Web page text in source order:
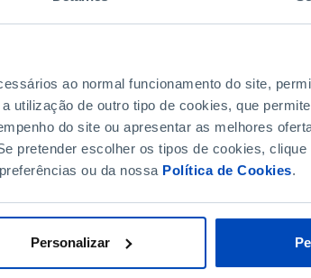
ao normal funcionamento do site,
utilização de outro tipo de cookies, que
do site ou apresentar as melhores
pretender escolher os tipos de cookies, clique
ou da nossa Política de Cookies.
Personalizar